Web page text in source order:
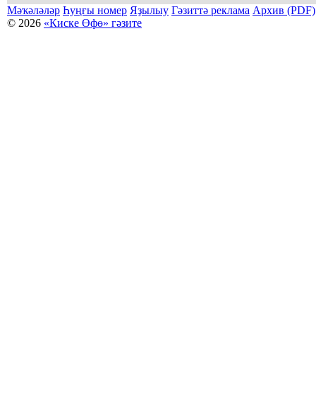
Мәҡәләләр Һуңғы номер Яҙылыу Гәзиттә реклама Архив (PDF)
© 2026 «Киске Өфө» гәзите